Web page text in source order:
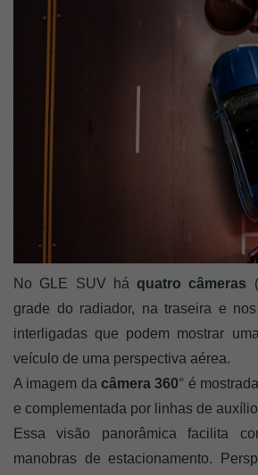
No GLE SUV há quatro câmeras
grade do radiador, na traseira e
interligadas que podem mostrar
veículo de uma perspectiva aérea.
A imagem da câmera 360° é
e complementada por linhas de
Essa visão panorâmica facilita
manobras de estacionamento.